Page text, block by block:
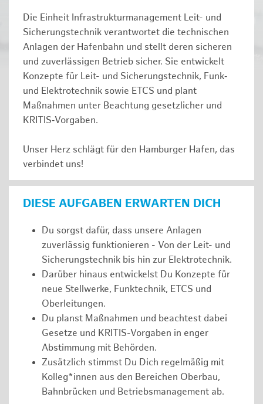
Die Einheit Infrastrukturmanagement Leit- und
Sicherungstechnik verantwortet die technischen
Anlagen der Hafenbahn und stellt deren sicheren
und zuverlässigen Betrieb sicher. Sie entwickelt
Konzepte für Leit- und Sicherungstechnik, Funk‑
und Elektrotechnik sowie ETCS und plant
Maßnahmen unter Beachtung gesetzlicher und
KRITIS‑Vorgaben.
Unser Herz schlägt für den Hamburger Hafen, das
verbindet uns!
DIESE AUFGABEN ERWARTEN DICH
Du sorgst dafür, dass unsere Anlagen
zuverlässig funktionieren - Von der Leit- und
Sicherungstechnik bis hin zur Elektrotechnik.
Darüber hinaus entwickelst Du Konzepte für
neue Stellwerke, Funktechnik, ETCS und
Oberleitungen.
Du planst Maßnahmen und beachtest dabei
Gesetze und KRITIS-Vorgaben in enger
Abstimmung mit Behörden.
Zusätzlich stimmst Du Dich regelmäßig mit
Kolleg*innen aus den Bereichen Oberbau,
Bahnbrücken und Betriebsmanagement ab.